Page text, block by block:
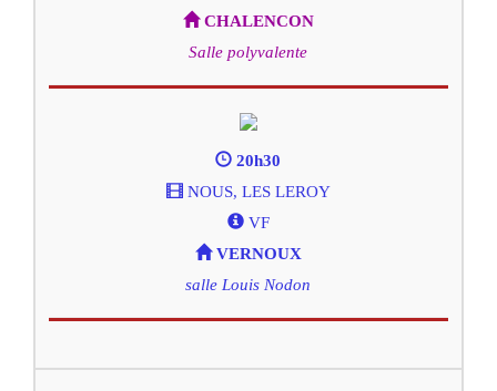
CHALENCON
Salle polyvalente
20h30
NOUS, LES LEROY
VF
VERNOUX
salle Louis Nodon